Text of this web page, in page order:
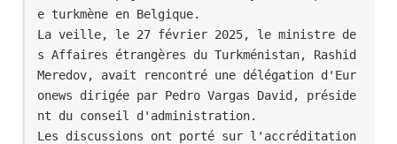
e turkmène en Belgique.
La veille, le 27 février 2025, le ministre de
s Affaires étrangères du Turkménistan, Rashid
Meredov, avait rencontré une délégation d'Eur
onews dirigée par Pedro Vargas David, préside
nt du conseil d'administration.
Les discussions ont porté sur l'accréditation